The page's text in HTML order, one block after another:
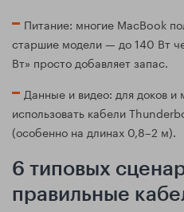
Питание: многие MacBook
старшие модели — до 140 Вт
Вт» просто добавляет запас.
Данные и видео: для доков и
использовать кабели
(особенно на длинах 0,8–2 м).
6 типовых
правильные